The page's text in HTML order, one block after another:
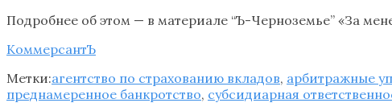
Подробнее об этом — в материале “Ъ-Черноземье” «За
КоммерсантЪ
Метки:агентство по страхованию вкладов, арбитражные
преднамеренное банкротство, субсидиарная